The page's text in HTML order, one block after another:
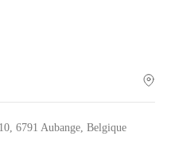
6791 Aubange, Belgique